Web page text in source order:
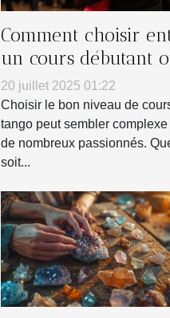
Comment choisir
un cours débutant
intermédiaire en
?
20 juillet 2025 01:22
Choisir le bon niveau de
tango peut sembler
de nombreux passionnés.
soit...